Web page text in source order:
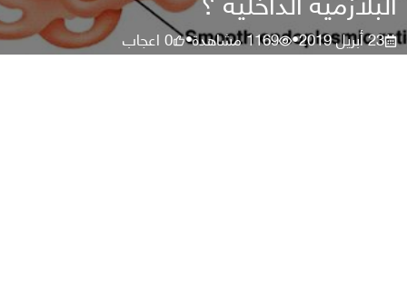
23 أبريل 2019 •
1169مشاهدة•
0اعجاب